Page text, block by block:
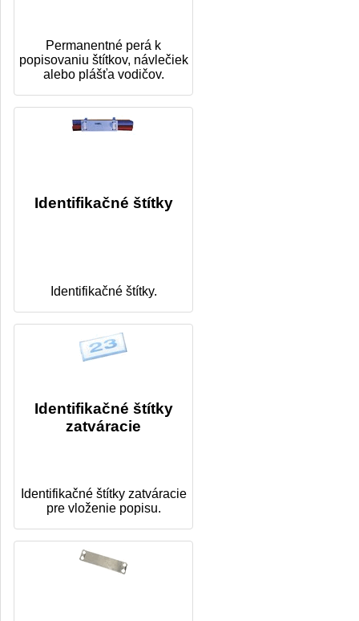
Permanentné perá k
popisovaniu štítkov, návlečiek
alebo plášťa vodičov.
Identifikačné štítky
Identifikačné štítky.
Identifikačné štítky
zatváracie
Identifikačné štítky zatváracie
pre vloženie popisu.